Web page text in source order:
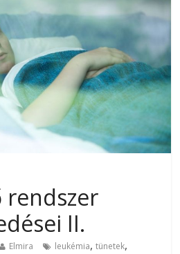
rendszer
II.
Elmira leukémia,tünetek,